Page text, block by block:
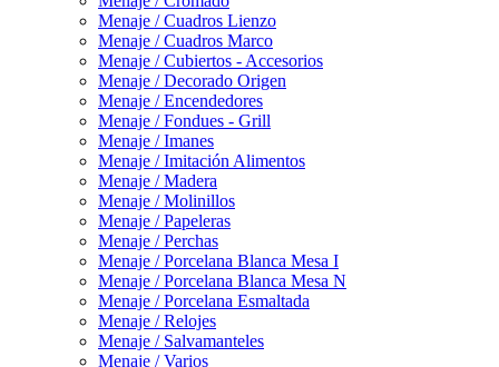
Menaje / Cuadros Lienzo
Menaje / Cuadros Marco
Menaje / Cubiertos - Accesorios
Menaje / Decorado Origen
Menaje / Encendedores
Menaje / Fondues - Grill
Menaje / Imanes
Menaje / Imitación Alimentos
Menaje / Madera
Menaje / Molinillos
Menaje / Papeleras
Menaje / Perchas
Menaje / Porcelana Blanca Mesa I
Menaje / Porcelana Blanca Mesa N
Menaje / Porcelana Esmaltada
Menaje / Relojes
Menaje / Salvamanteles
Menaje / Varios